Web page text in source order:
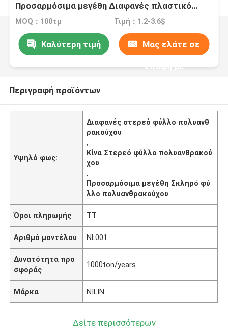
Προσαρμόσιμα μεγέθη Διαφανές πλαστικό
φύλλο Σκληρό φύλλο πολυανθρακούχου
MOQ：100τμ Τιμή：1.2-3.6$
Καλύτερη τιμή Μας ελάτε σε
επαφή με
Περιγραφή προϊόντων
Υψηλό φως:
Διαφανές στερεό φύλλο πολυανθ
ρακούχου
,
Κίνα Στερεό φύλλο πολυανθρακού
χου
,
Προσαρμόσιμα μεγέθη Σκληρό φύ
λλο πολυανθρακούχου
Όροι πληρωμής ΤΤ
Αριθμό μοντέλου NL001
Δυνατότητα προ
σφοράς
1000ton/years
Μάρκα NILIN
Δείτε περισσότερων